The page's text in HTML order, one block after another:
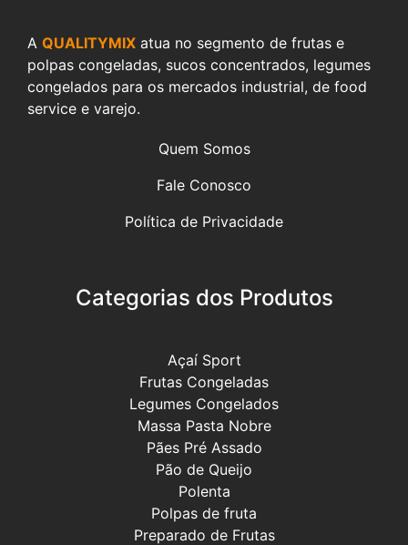
A QUALITYMIX atua no segmento de frutas e
polpas congeladas, sucos concentrados, legumes
congelados para os mercados industrial, de food
service e varejo.
Quem Somos
Fale Conosco
Política de Privacidade
Categorias dos Produtos
Açaí Sport
Frutas Congeladas
Legumes Congelados
Massa Pasta Nobre
Pães Pré Assado
Pão de Queijo
Polenta
Polpas de fruta
Preparado de Frutas